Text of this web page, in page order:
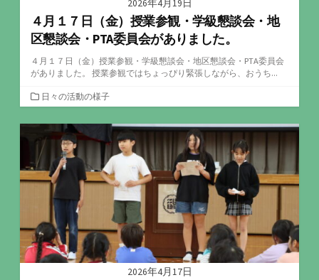
2026年4月19日
４月１７日（金）授業参観・学級懇談会・地
区懇談会・PTA委員会がありました。
４月１７日（金）授業参観・学級懇談会・地区懇談会・PTA委員会
がありました。 授業参観ではちょっぴり緊張しながら、おうち...
カ
テ
ゴ
リ
ー
日々の活動の様子
2026年4月17日